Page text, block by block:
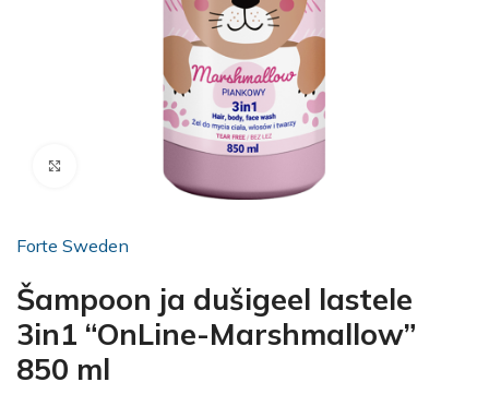
Forte Sweden
Šampoon ja dušigeel lastele
3in1 “OnLine-Marshmallow”
850 ml